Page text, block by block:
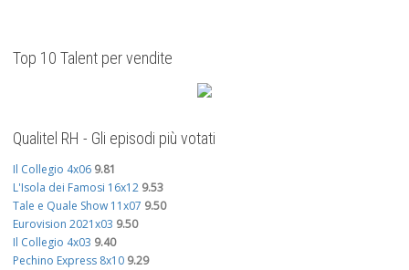
Top 10 Talent per vendite
Qualitel RH - Gli episodi più votati
Il Collegio 4x06 9.81
L'Isola dei Famosi 16x12 9.53
Tale e Quale Show 11x07 9.50
Eurovision 2021x03 9.50
Il Collegio 4x03 9.40
Pechino Express 8x10 9.29